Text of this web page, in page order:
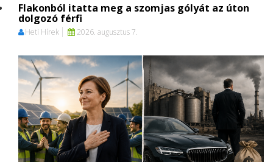
Flakonból itatta meg a szomjas gólyát az úton
dolgozó férfi
Heti Hírek 2026. augusztus 7.